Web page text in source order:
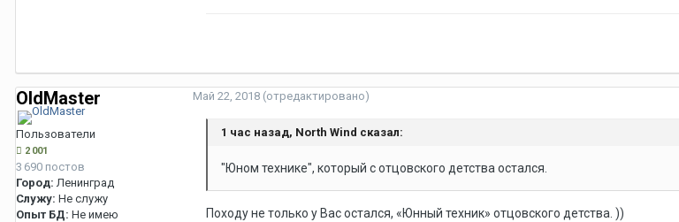
OldMaster
Пользователи
2 001
3 690 постов
Город: Ленинград
Служу: Не служу
Опыт БД: Не имею
Май 22, 2018 (отредактировано)
1 час назад, North Wind сказал:
"Юном технике", который с отцовского детства остался.
Походу не только у Вас остался, «Юнный техник» отцовского детства. ))